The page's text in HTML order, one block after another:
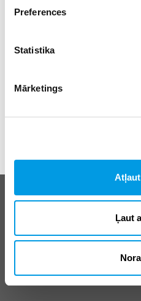
Preferences
Statistika
Mārketings
Ļaut
Biežāk uzdotie jautājumi
E-klases lietošanas noteikumi